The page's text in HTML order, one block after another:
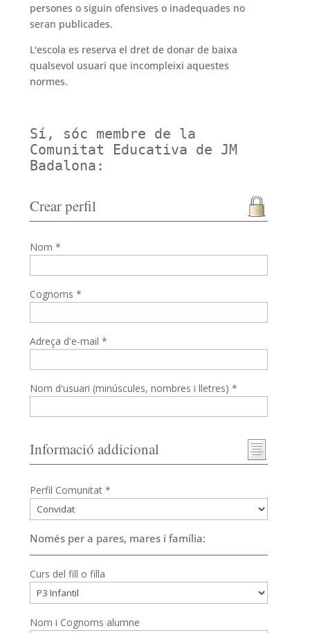
persones o siguin ofensives o inadequades no
seran publicades.
L'escola es reserva el dret de donar de baixa
qualsevol usuari que incompleixi aquestes
normes.
Sí, sóc membre de la
Comunitat Educativa de JM
Badalona:
Crear perfil
Nom *
Cognoms *
Adreça d'e-mail *
Nom d'usuari (minúscules, nombres i lletres) *
Informació addicional
Perfil Comunitat *
Només per a pares, mares i família:
Curs del fill o filla
Nom i Cognoms alumne